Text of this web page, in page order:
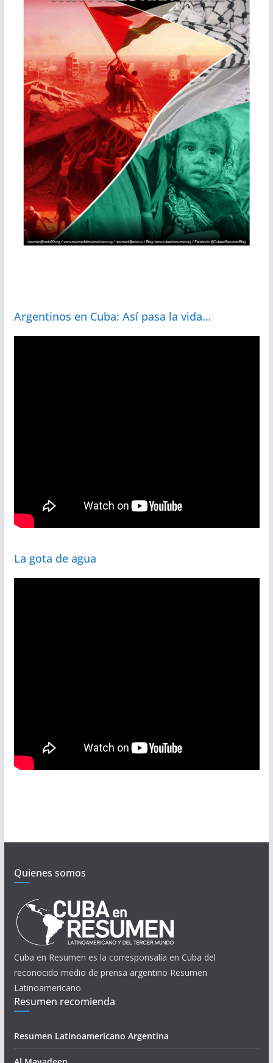
Argentinos en Cuba: Así pasa la vida…
La gota de agua
Quienes somos
Cuba en Resumen es la corresponsalía en Cuba del
reconocido medio de prensa argentino Resumen
Latinoamericano.
Resumen recomienda
Resumen Latinoamericano Argentina